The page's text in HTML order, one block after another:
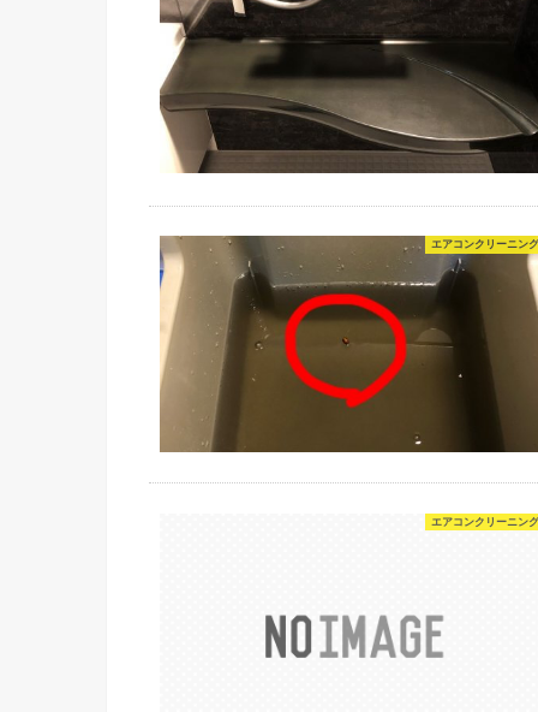
エアコンクリーニング
エアコンクリーニング